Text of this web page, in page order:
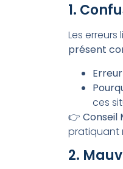
1.
Les erreurs
présent
ces
👉 Conseil
pratiquant
2.